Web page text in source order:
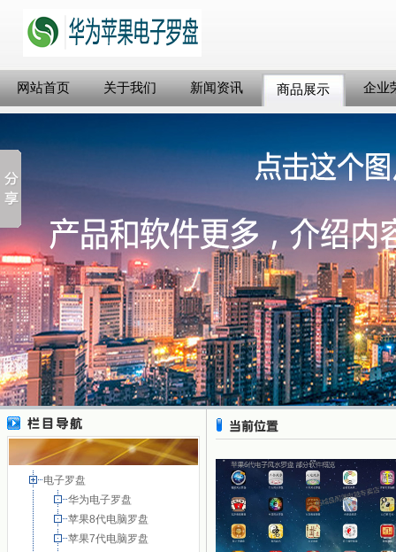
网站首页 关于我们 新闻资讯 商品展示 企业
电子罗盘
华为电子罗盘
苹果8代电脑罗盘
苹果7代电脑罗盘